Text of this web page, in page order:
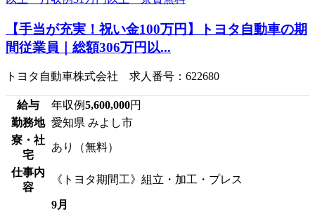
【手当が充実！祝い金100万円】トヨタ自動車の期
間従業員｜総額306万円以...
トヨタ自動車株式会社 求人番号：622680
給与 年収例5,600,000円
勤務地 愛知県 みよし市
寮・社
宅
あり（無料）
仕事内
容
《トヨタ期間工》組立・加工・プレス
9月